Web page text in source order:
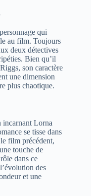
qui
au film. Toujours
deux détectives
Bien qu’il
son caractère
une dimension
plus chaotique.
incarnant Lorna
se tisse dans
film précédent,
touche de
dans ce
des
et une